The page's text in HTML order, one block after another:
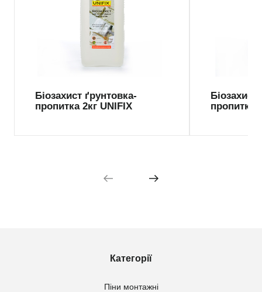
Біозахист ґрунтовка-
пропитка 2кг UNIFIX
Біозахист
пропитка
Категорії
Піни монтажні